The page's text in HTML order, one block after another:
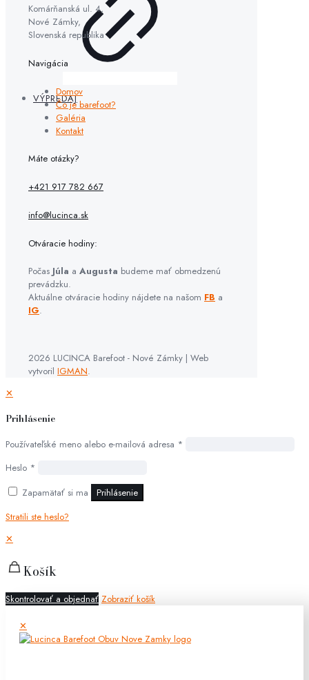
VÝPREDAJ
Komárňanská ul. 4,
Nové Zámky,
Slovenská republika
Navigácia
Domov
Čo je barefoot?
Galéria
Kontakt
Máte otázky?
+421 917 782 667
info@lucinca.sk
Otváracie hodiny:
Počas Júla a Augusta budeme mať obmedzenú
prevádzku.
Aktuálne otváracie hodiny nájdete na našom FB a
IG.
2026 LUCINCA Barefoot - Nové Zámky | Web
vytvoril IGMAN.
✕
Prihlásenie
Používateľské meno alebo e-mailová adresa *
Heslo *
Zapamätať si ma
Prihlásenie
Stratili ste heslo?
✕
Košík
Skontrolovať a objednať Zobraziť košík
✕